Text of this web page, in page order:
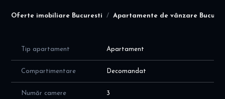
Oferte imobiliare Bucuresti Apartamente de vânzare
și mijloace de transport în comun.
Metrou Favorit – aproximativ 5 minute;
Autobuze: 105, 137, 168, 368;
Tip apartament Apartament
Compartimentare Decomandat
Număr camere 3